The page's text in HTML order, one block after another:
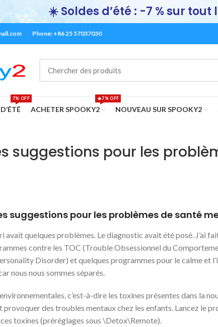
Phone: +86 25 57037030
7% OFF
ACHETER SPOOKY2
🔥7% OFF
NOUVEAU SUR SPOOKY2
suggestions pour les
suggestions pour les problèmes de santé
avait quelques problèmes. Le diagnostic avait été posé. J’ai
contre les TOC (Trouble Obsessionnel du
Disorder) et quelques programmes pour le calme et
nous nous sommes séparés.
c’est-à-dire les toxines présentes dans la
provoquer des troubles mentaux chez les enfants. Lancez le
toxines (préréglages sous \Detox\Remote).
☀️ Soldes d’été : -7 % sur